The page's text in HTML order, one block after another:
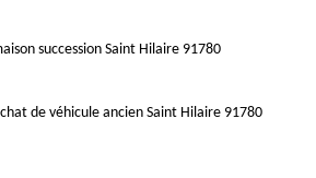
succession Saint Hilaire 91780
de véhicule ancien Saint Hilaire 91780